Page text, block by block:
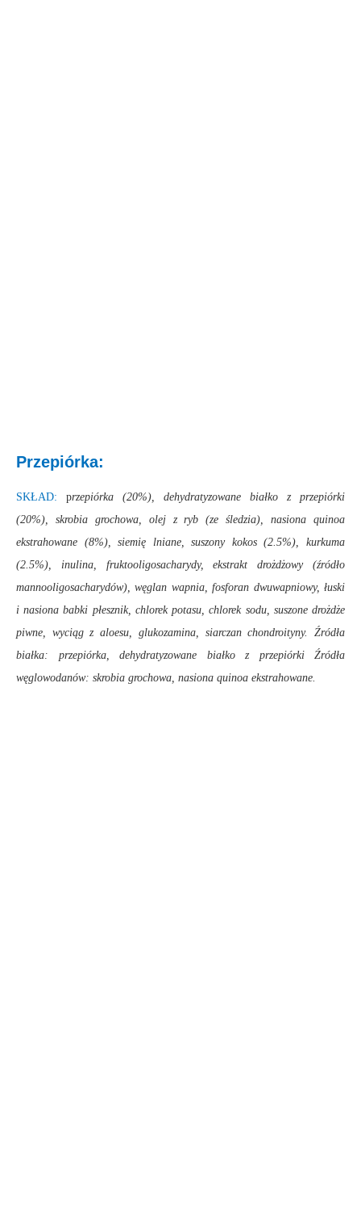
Przepiórka:
SKŁAD: przepiórka (20%), dehydratyzowane białko z przepiórki
(20%), skrobia grochowa, olej z ryb (ze śledzia), nasiona quinoa
ekstrahowane (8%), siemię lniane, suszony kokos (2.5%), kurkuma
(2.5%), inulina, fruktooligosacharydy, ekstrakt drożdżowy (źródło
mannooligosacharydów), węglan wapnia, fosforan dwuwapniowy, łuski
i nasiona babki płesznik, chlorek potasu, chlorek sodu, suszone drożdże
piwne, wyciąg z aloesu, glukozamina, siarczan chondroityny. Źródła
białka: przepiórka, dehydratyzowane białko z przepiórki Źródła
węglowodanów: skrobia grochowa, nasiona quinoa ekstrahowane.